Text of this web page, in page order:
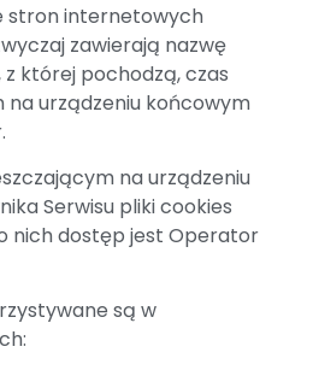
stron internetowych
zawierają nazwę
której pochodzą, czas
na urządzeniu końcowym
na urządzeniu
Serwisu pliki cookies
nich dostęp jest Operator
są w